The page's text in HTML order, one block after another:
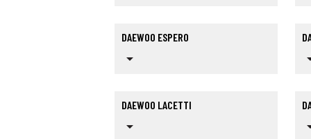
DAEWOO ESPERO
arrow_drop_down
DAEWOO LACETTI
arrow_drop_down